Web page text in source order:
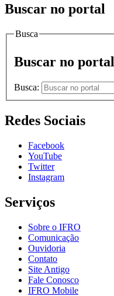
Buscar no portal
Busca
Buscar no portal
Busca:
Redes Sociais
Facebook
YouTube
Twitter
Instagram
Serviços
Sobre o IFRO
Comunicação
Ouvidoria
Contato
Site Antigo
Fale Conosco
IFRO Mobile